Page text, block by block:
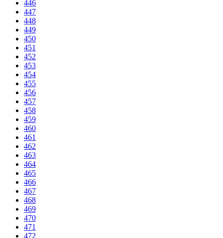
446
447
448
449
450
451
452
453
454
455
456
457
458
459
460
461
462
463
464
465
466
467
468
469
470
471
472